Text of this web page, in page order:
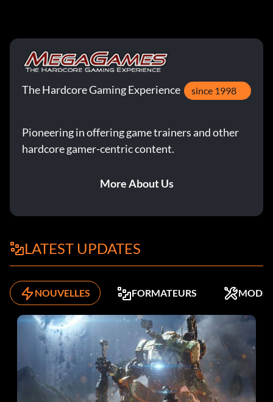
The Hardcore Gaming Experience since 1998
Pioneering in offering game trainers and other
hardcore gamer-centric content.
More About Us
LATEST UPDATES
NOUVELLES FORMATEURS MODS